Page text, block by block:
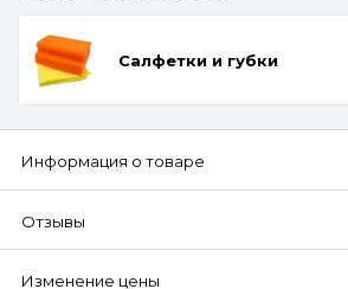
Салфетки и губки
Информация о товаре
Отзывы
Изменение цены